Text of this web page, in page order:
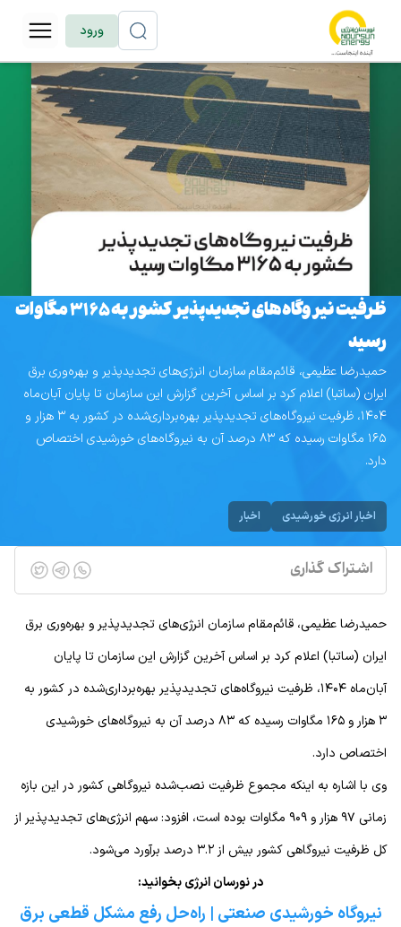
ورود
ظرفیت نیروگاه‌های تجدیدپذیر کشور به ۳۱۶۵ مگاوات
رسید
حمیدرضا عظیمی، قائم‌مقام سازمان انرژی‌های تجدیدپذیر و بهره‌وری برق
ایران (ساتبا) اعلام کرد بر اساس آخرین گزارش این سازمان تا پایان آبان‌ماه
۱۴۰۴، ظرفیت نیروگاه‌های تجدیدپذیر بهره‌برداری‌شده در کشور به ۳ هزار و
۱۶۵ مگاوات رسیده که ۸۳ درصد آن به نیروگاه‌های خورشیدی اختصاص
دارد.
اخبار انرژی خورشیدی اخبار
اشتراک گذاری
حمیدرضا عظیمی، قائم‌مقام سازمان انرژی‌های تجدیدپذیر و بهره‌وری برق
ایران (ساتبا) اعلام کرد بر اساس آخرین گزارش این سازمان تا پایان
آبان‌ماه ۱۴۰۴، ظرفیت نیروگاه‌های تجدیدپذیر بهره‌برداری‌شده در کشور به
۳ هزار و ۱۶۵ مگاوات رسیده که ۸۳ درصد آن به نیروگاه‌های خورشیدی
اختصاص دارد.
وی با اشاره به اینکه مجموع ظرفیت نصب‌شده نیروگاهی کشور در این بازه
زمانی ۹۷ هزار و ۹۰۹ مگاوات بوده است، افزود: سهم انرژی‌های تجدیدپذیر از
کل ظرفیت نیروگاهی کشور بیش از ۳.۲ درصد برآورد می‌شود.
در نورسان انرژی بخوانید:
نیروگاه خورشیدی صنعتی | راه‌حل رفع مشکل قطعی برق